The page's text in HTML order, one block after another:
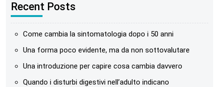
Recent Posts
Come cambia la sintomatologia dopo i 50 anni
Una forma poco evidente, ma da non sottovalutare
Una introduzione per capire cosa cambia davvero
Quando i disturbi digestivi nell’adulto indicano